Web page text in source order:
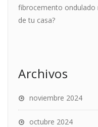
fibrocemento ondulado
de tu casa?
Archivos
noviembre 2024
octubre 2024